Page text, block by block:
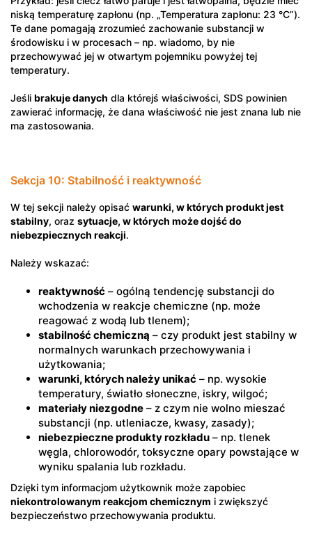
niską temperaturę zapłonu (np. „Temperatura zapłonu: 23 °C”).
Te dane pomagają zrozumieć zachowanie substancji w
środowisku i w procesach – np. wiadomo, by nie
przechowywać jej w otwartym pojemniku powyżej tej
temperatury.
Jeśli brakuje danych dla którejś właściwości, SDS powinien
zawierać informację, że dana właściwość nie jest znana lub nie
ma zastosowania.
Sekcja 10: Stabilność i reaktywność
W tej sekcji należy opisać warunki, w których produkt jest
stabilny, oraz sytuacje, w których może dojść do
niebezpiecznych reakcji.
Należy wskazać:
reaktywność – ogólną tendencję substancji do
wchodzenia w reakcje chemiczne (np. może
reagować z wodą lub tlenem);
stabilność chemiczną – czy produkt jest stabilny w
normalnych warunkach przechowywania i
użytkowania;
warunki, których należy unikać – np. wysokie
temperatury, światło słoneczne, iskry, wilgoć;
materiały niezgodne – z czym nie wolno mieszać
substancji (np. utleniacze, kwasy, zasady);
niebezpieczne produkty rozkładu – np. tlenek
węgla, chlorowodór, toksyczne opary powstające w
wyniku spalania lub rozkładu.
Dzięki tym informacjom użytkownik może zapobiec
niekontrolowanym reakcjom chemicznym i zwiększyć
bezpieczeństwo przechowywania produktu.